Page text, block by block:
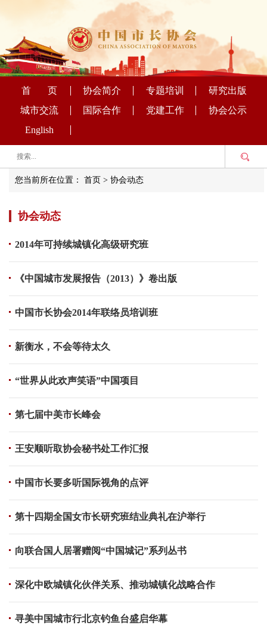
首 页 协会简介 专题培训
研究出版
城市交流
国际合作 党建工作
协会公示
English
您当前所在位置： 首页 > 协会动态
协会动态
2014年可持续城镇化高级研究班
《中国城市发展报告（2013）》卷出版
中国市长协会2014年联络员培训班
新衡水，不会等待太久
“世界从此欢声笑语”中国项目
第七届中美市长峰会
王安顺听取协会秘书处工作汇报
中国市长要多听国际视角的点评
第十四期全国女市长研究班结业典礼在沪举行
向联合国人居署赠阅“中国城记”系列丛书
深化中欧城镇化伙伴关系、推动城镇化战略合作
寻美中国城市行北京钓鱼台盛启华幕